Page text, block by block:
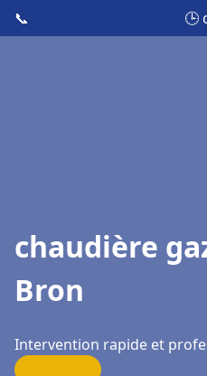
📞 🕒
chaudière
Bron
Intervention rapide et